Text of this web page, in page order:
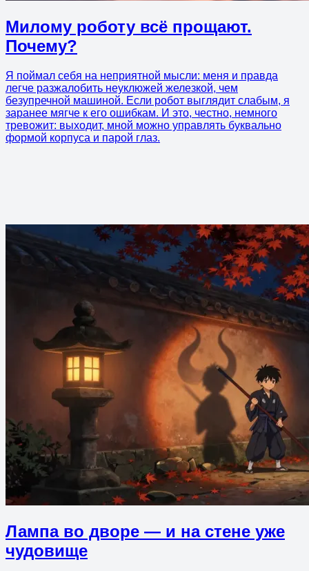
Милому роботу всё прощают.
Почему?
Я поймал себя на неприятной мысли: меня и правда
легче разжалобить неуклюжей железкой, чем
безупречной машиной. Если робот выглядит слабым, я
заранее мягче к его ошибкам. И это, честно, немного
тревожит: выходит, мной можно управлять буквально
формой корпуса и парой глаз.
Лампа во дворе — и на стене уже
чудовище